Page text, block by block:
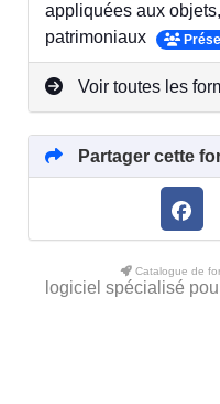
appliquées aux
patrimoniaux
Voir toutes les
Partager cette
Catalogue de
logiciel spécialisé